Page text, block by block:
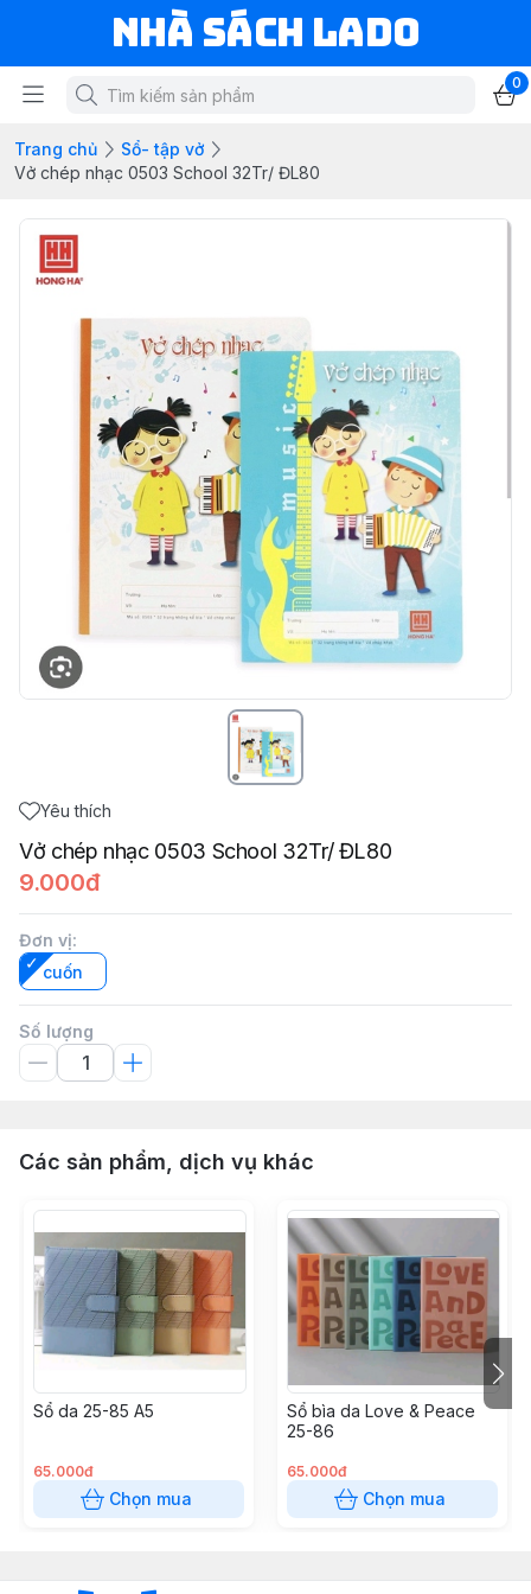
NHÀ SÁCH LADO
0
Trang chủ
Sổ- tập vở
Vở chép nhạc 0503 School 32Tr/ ĐL80
Yêu thích
Vở chép nhạc 0503 School 32Tr/ ĐL80
9.000đ
Đơn vị:
cuốn
Số lượng
Các sản phẩm, dịch vụ khác
Sổ da 25-85 A5
65.000đ
Chọn mua
Sổ bìa da Love & Peace
25-86
65.000đ
Chọn mua